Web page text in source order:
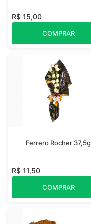
R$ 15,00
COMPRAR
Ferrero Rocher 37,5g
R$ 11,50
COMPRAR